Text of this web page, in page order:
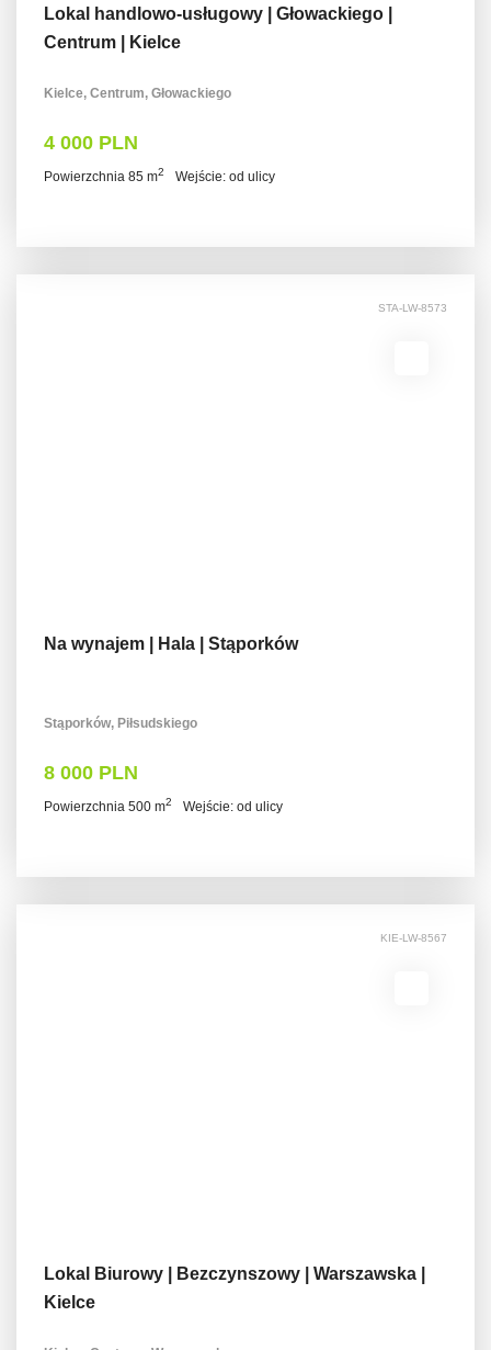
Lokal handlowo-usługowy | Głowackiego |
Centrum | Kielce
Kielce, Centrum, Głowackiego
4 000 PLN
Powierzchnia 85 m2 Wejście: od ulicy
STA-LW-8573
Na wynajem | Hala | Stąporków
Stąporków, Piłsudskiego
8 000 PLN
Powierzchnia 500 m2 Wejście: od ulicy
KIE-LW-8567
Lokal Biurowy | Bezczynszowy | Warszawska |
Kielce